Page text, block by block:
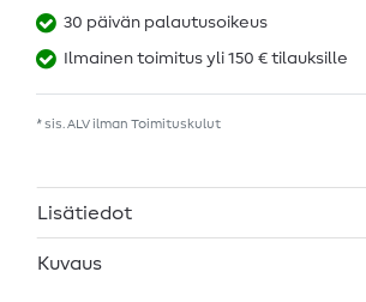
30 päivän palautusoikeus
Ilmainen toimitus yli 150 € tilauksille
* sis. ALV ilman Toimituskulut
Lisätiedot
Kuvaus